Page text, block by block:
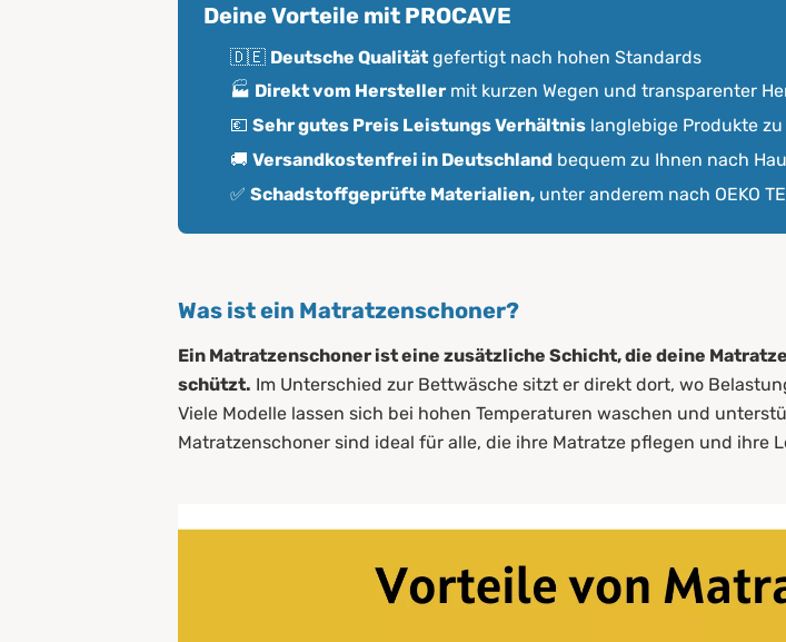
Pflege und Reinigung
Matratzenschoner bei PROCAVE kaufen
Deine Vorteile mit PROCAVE
🇩🇪 Deutsche Qualitätgefertigt nach hohen Standards
🏭 Direkt vom Herstellermit kurzen Wegen und transparenter
💶 Sehr gutes Preis Leistungs Verhältnislanglebige Produkte zu
🚚 Versandkostenfrei in Deutschlandbequem zu Ihnen nach
✅ Schadstoffgeprüfte Materialien,unter anderem nach OEKO
Was ist ein Matratzenschoner?
Ein Matratzenschoner ist eine zusätzliche Schicht, die deine
schützt. Im Unterschied zur Bettwäsche sitzt er direkt dort, wo
Viele Modelle lassen sich bei hohen Temperaturen waschen und
Matratzenschoner sind ideal für alle, die ihre Matratze pflegen und ihre